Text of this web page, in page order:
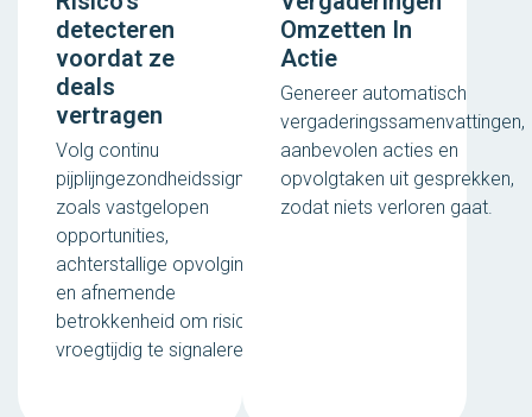
detecteren
voordat ze
deals
vertragen
Volg continu
pijplijngezondheidssignalen
zoals vastgelopen
opportunities,
achterstallige opvolgingen
en afnemende
betrokkenheid om risico's
vroegtijdig te signaleren.
Omzetten In
Actie
Genereer automatisch
vergaderingssamenvattingen,
aanbevolen acties en
opvolgtaken uit gesprekken,
zodat niets verloren gaat.